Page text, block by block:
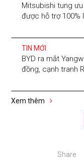
Mitsubishi tung
được hỗ trợ 100%
TIN MỚI
BYD ra mắt
đồng, cạnh tranh
Xem thêm
Share